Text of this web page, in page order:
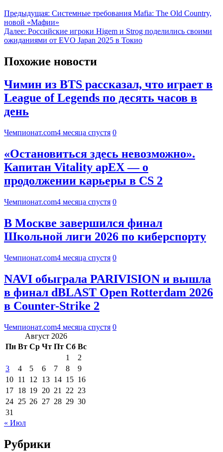
Предыдущая: Системные требования Mafia: The Old Country,
новой «Мафии»
Далее: Российские игроки Higem и Strog поделились своими
ожиданиями от EVO Japan 2025 в Токио
Похожие новости
Чимин из BTS рассказал, что играет в
League of Legends по десять часов в
день
Чемпионат.com4 месяца спустя 0
«Остановиться здесь невозможно».
Капитан Vitality apEX — о
продолжении карьеры в CS 2
Чемпионат.com4 месяца спустя 0
В Москве завершился финал
Школьной лиги 2026 по киберспорту
Чемпионат.com4 месяца спустя 0
NAVI обыграла PARIVISION и вышла
в финал dBLAST Open Rotterdam 2026
в Counter-Strike 2
Чемпионат.com4 месяца спустя 0
Август 2026
Пн Вт Ср Чт Пт Сб Вс
1
2
3
4 5 6 7 8
9
10 11 12 13 14 15 16
17 18 19 20 21 22 23
24 25 26 27 28 29 30
31
« Июл
Рубрики